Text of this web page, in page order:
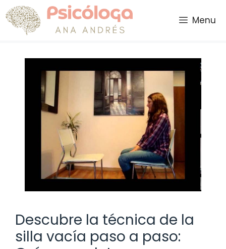
Saltar
al
contenido
Menu
Descubre la técnica de la
silla vacía paso a paso: